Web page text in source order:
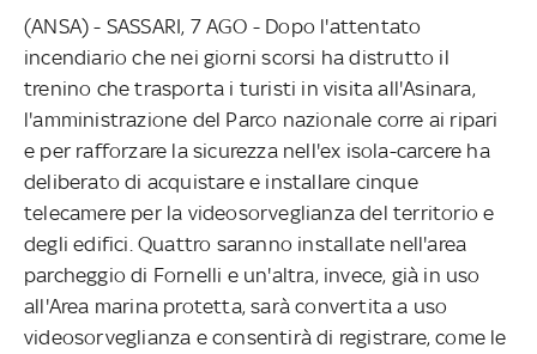
(ANSA) - SASSARI, 7 AGO - Dopo l'attentato
incendiario che nei giorni scorsi ha distrutto il
trenino che trasporta i turisti in visita all'Asinara,
l'amministrazione del Parco nazionale corre ai ripari
e per rafforzare la sicurezza nell'ex isola-carcere ha
deliberato di acquistare e installare cinque
telecamere per la videosorveglianza del territorio e
degli edifici. Quattro saranno installate nell'area
parcheggio di Fornelli e un'altra, invece, già in uso
all'Area marina protetta, sarà convertita a uso
videosorveglianza e consentirà di registrare, come le